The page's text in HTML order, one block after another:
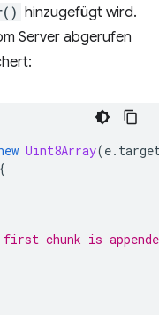
hinzugefügt wird.
Server abgerufen
Uint8Array(e.
{
chunk is